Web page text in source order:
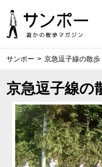
サンポー > 京急逗子線の散歩
京急逗子線の